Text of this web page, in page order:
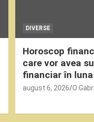
DIVERSE
Horoscop
care vor avea
financiar în
august 6, 2026 O